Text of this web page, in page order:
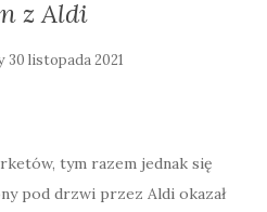
z Aldi
30 listopada 2021
tym razem jednak się
pod drzwi przez Aldi okazał